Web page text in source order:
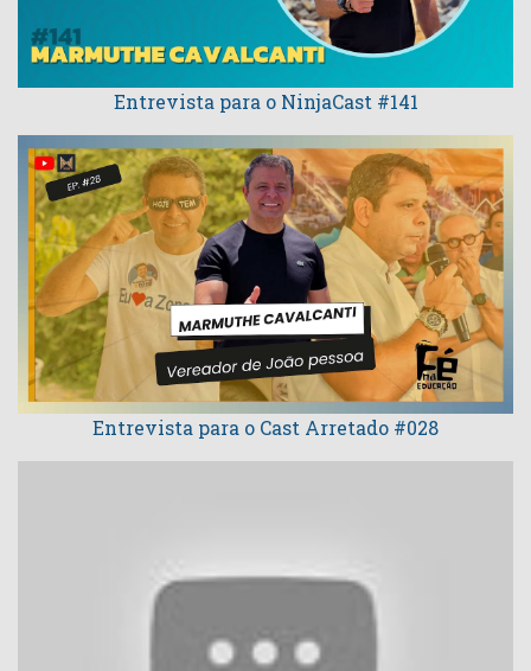
Entrevista para o NinjaCast #141
Entrevista para o Cast Arretado #028